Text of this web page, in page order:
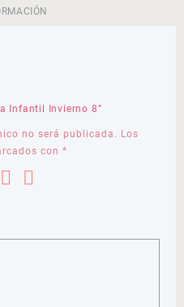
Infantil Invierno 8”
no será publicada. Los
con *